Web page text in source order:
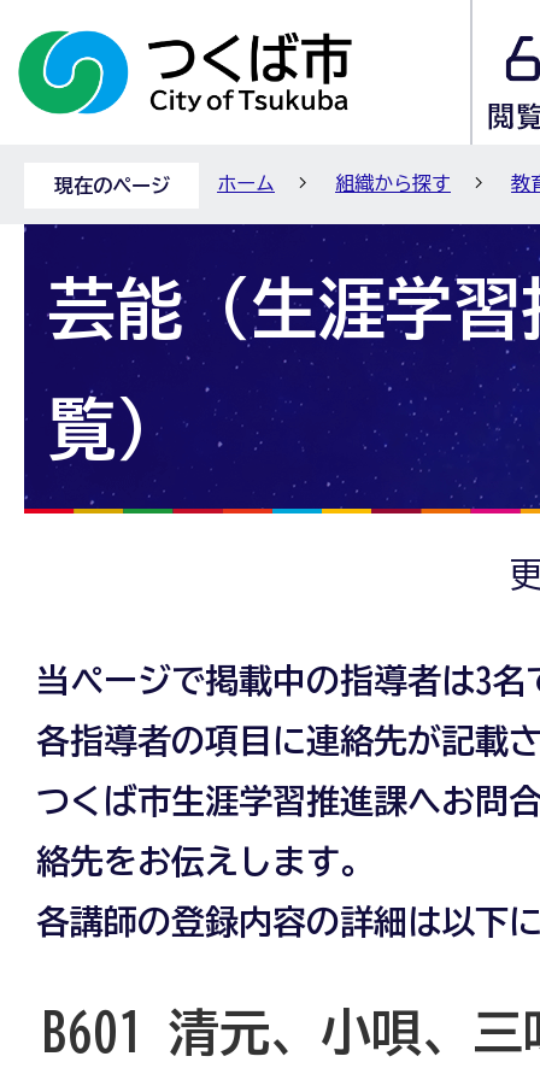
現在のページ ホーム 組織から探す 教
芸能（生涯学習
覧）
当ページで掲載中の指導者は3名
各指導者の項目に連絡先が記載
つくば市生涯学習推進課へお問
絡先をお伝えします。
各講師の登録内容の詳細は以下
B601 清元、小唄、三